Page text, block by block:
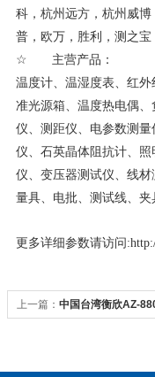
科，杭州远方，杭州威
普，欧万，胜利，测之
☆ 主营产品：
温度计、温湿度表、红
准光源箱、温度热电偶
仪、测距仪、电参数测
仪、石英晶体阻抗计、
仪、变压器测试仪、线
量具、电批、测试线、
更多详细参数请访问
上一篇： 中国台湾衡欣AZ-